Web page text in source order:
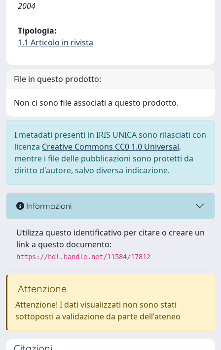
2004
Tipologia:
1.1 Articolo in rivista
File in questo prodotto:
Non ci sono file associati a questo prodotto.
I metadati presenti in IRIS UNICA sono rilasciati con
licenza Creative Commons CC0 1.0 Universal,
mentre i file delle pubblicazioni sono protetti da
diritto d'autore, salvo diversa indicazione.
Informazioni
Utilizza questo identificativo per citare o creare un
link a questo documento:
https://hdl.handle.net/11584/17812
Attenzione
Attenzione! I dati visualizzati non sono stati
sottoposti a validazione da parte dell'ateneo